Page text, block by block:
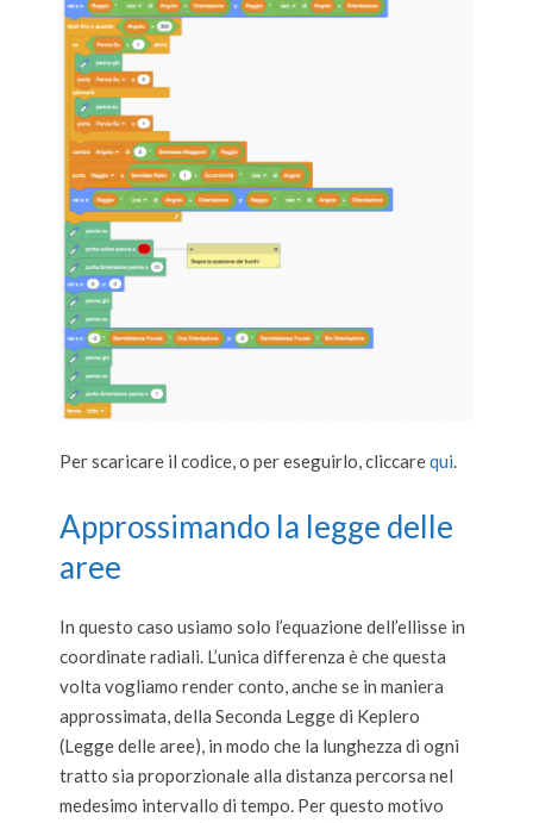
Per scaricare il codice, o per eseguirlo, cliccarequi
Approssimando la legge delle
aree
In questo caso usiamo solo l’equazione dell’ellisse in
coordinate radiali. L’unica differenza è che questa
volta vogliamo render conto, anche se in maniera
approssimata, della Seconda Legge di Keplero
(Legge delle aree), in modo che la lunghezza di ogni
tratto sia proporzionale alla distanza percorsa nel
medesimo intervallo di tempo. Per questo motivo